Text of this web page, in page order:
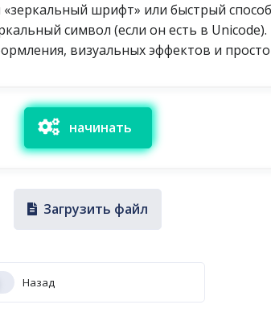
шрифт» или быстрый способ
символ (если он есть в
визуальных эффектов и
начинать
Загрузить файл
Назад